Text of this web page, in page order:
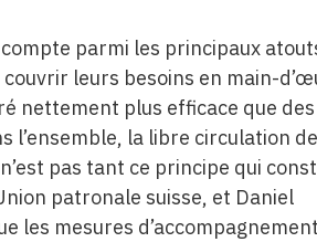
parmi les principaux
leurs besoins en main-
nettement plus efficace que des
l’ensemble, la libre circulation
pas tant ce principe qui
patronale suisse, et Daniel
les mesures d’accompagnement